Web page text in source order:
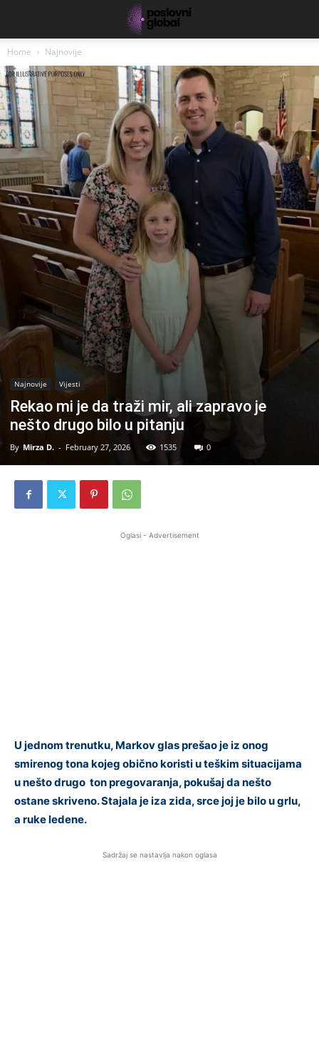
Home Najnovije
Najnovije Vijesti
Rekao mi je da traži mir, ali zapravo je
nešto drugo bilo u pitanju
By Mirza D. - February 27, 2026 1535 0
Oglasi - Advertisement
U jednom trenutku, Markov glas prešao je iz onog
smirenog tona kojeg obično koristi u teškim situacijama
u nešto drugo ton pregovaranja, pokušaj da nešto
ostane skriveno. Stajala je iza zida, srce joj je bilo u grlu,
a ruke ledene.
Sadržaj se nastavlja nakon oglasa